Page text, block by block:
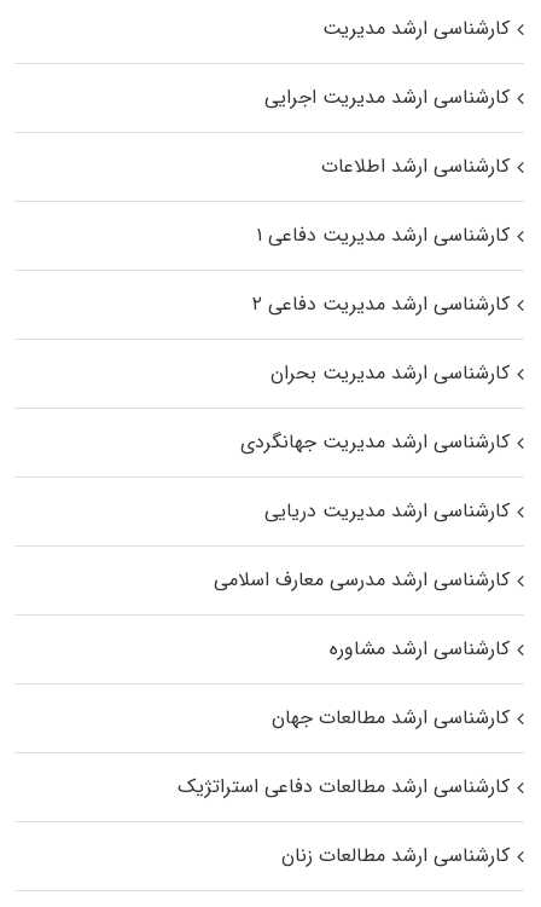
کارشناسی ارشد مدیریت
کارشناسی ارشد مدیریت اجرایی
کارشناسی ارشد اطلاعات
کارشناسی ارشد مدیریت دفاعی ۱
کارشناسی ارشد مدیریت دفاعی ۲
کارشناسی ارشد مدیریت بحران
کارشناسی ارشد مدیریت جهانگردی
کارشناسی ارشد مدیریت دریایی
کارشناسی ارشد مدرسی معارف اسلامی
کارشناسی ارشد مشاوره
کارشناسی ارشد مطالعات جهان
کارشناسی ارشد مطالعات دفاعی استراتژیک
کارشناسی ارشد مطالعات زنان